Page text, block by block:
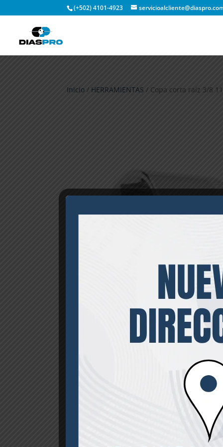
(+502) 4101-4923
Inicio / HERRAMIENTAS / Copa corta raíz 3/8
Valoraciones (0)
Aleación de metal de alta resistencia